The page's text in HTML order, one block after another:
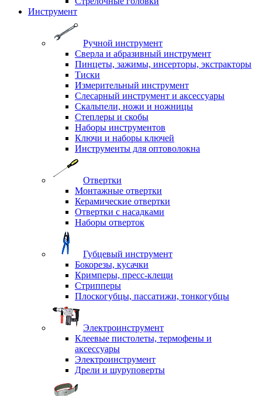
Инструмент
Ручной инструмент
Сверла и абразивный инструмент
Пинцеты, зажимы, инсерторы, экстракторы
Тиски
Измерительный инструмент
Слесарный инструмент и аксессуары
Скальпели, ножи и ножницы
Степлеры и скобы
Наборы инструментов
Ключи и наборы ключей
Инструменты для оптоволокна
Отвертки
Монтажные отвертки
Керамические отвертки
Отвертки с насадками
Наборы отверток
Губцевый инструмент
Бокорезы, кусачки
Кримперы, пресс-клещи
Стрипперы
Плоскогубцы, пассатижи, тонкогубцы
Электроинструмент
Клеевые пистолеты, термофены и
аксессуары
Электроинструмент
Дрели и шуруповерты